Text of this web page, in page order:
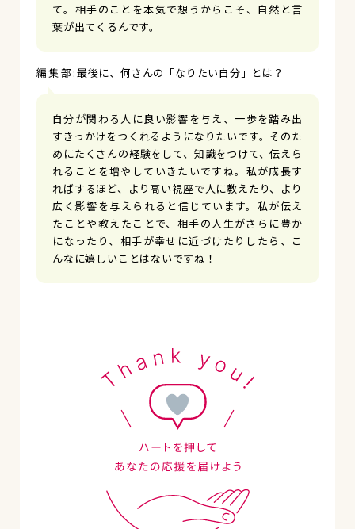
て。相手のことを本気で想うからこそ、自然と言
葉が出てくるんです。
最後に、何さんの「なりたい自分」とは？
自分が関わる人に良い影響を与え、一歩を踏み出
すきっかけをつくれるようになりたいです。そのた
めにたくさんの経験をして、知識をつけて、伝えら
れることを増やしていきたいですね。私が成長す
ればするほど、より高い視座で人に教えたり、より
広く影響を与えられると信じています。私が伝え
たことや教えたことで、相手の人生がさらに豊か
になったり、相手が幸せに近づけたりしたら、こ
んなに嬉しいことはないですね！